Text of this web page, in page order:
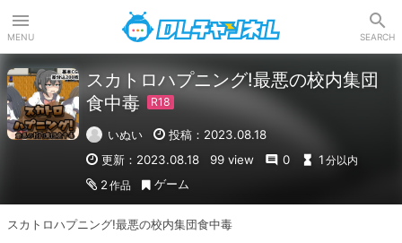
MENU SEARCH
スカトロハプニング!最悪の校内集団
食中毒
いぬい
投稿：2023.08.18
更新：2023.08.18
99 view 0 1 分以内
2 作品 ゲーム
スカトロハプニング!最悪の校内集団食中毒